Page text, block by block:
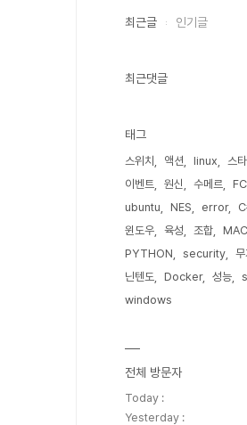
최근글 인기글
최근댓글
태그
스위치 액션 linux 스
이벤트
원신 수메르 FC
ubuntu
NES error
윈도우
육성 조합 MAC
PYTHON
security 무
닌텐도
Docker 성능
windows
전체 방문자
Today :
Yesterday :